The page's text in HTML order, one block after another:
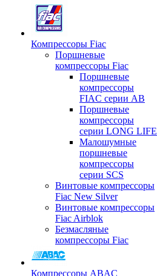
Компрессоры Fiac
Поршневые
компрессоры Fiac
Поршневые
компрессоры
FIAC серии AB
Поршневые
компрессоры
серии LONG LIFE
Малошумные
поршневые
компрессоры
серии SCS
Винтовые компрессоры
Fiac New Silver
Винтовые компрессоры
Fiac Airblok
Безмасляные
компрессоры Fiac
Компрессоры ABAC